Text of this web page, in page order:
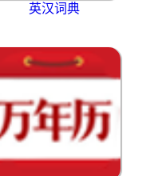
英汉词典